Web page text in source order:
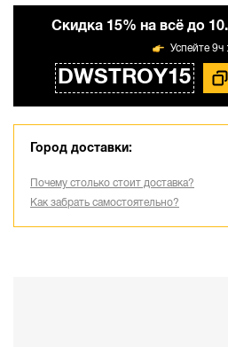
Cкидка 15% на всё до
DWSTROY15
9ч
Город доставки:
Почему столько стоит доставка?
Как забрать самостоятельно?